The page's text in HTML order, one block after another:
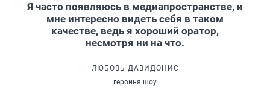
Я часто появляюсь в медиапространстве, и
мне интересно видеть себя в таком
качестве, ведь я хороший оратор,
несмотря ни на что.
ЛЮБОВЬ ДАВИДОНИС
героиня шоу